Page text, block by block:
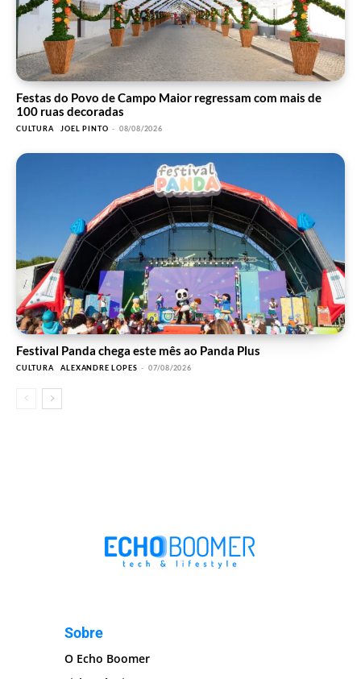
Festas do Povo de Campo Maior regressam com mais de
100 ruas decoradas
CULTURA JOEL PINTO - 08/08/2026
Festival Panda chega este mês ao Panda Plus
CULTURA ALEXANDRE LOPES - 07/08/2026
Sobre
O Echo Boomer